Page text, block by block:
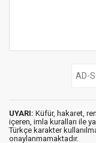
UYARI: Küfür, hakaret,
içeren, imla kuralları ile
Türkçe karakter
onaylanmamaktadır.